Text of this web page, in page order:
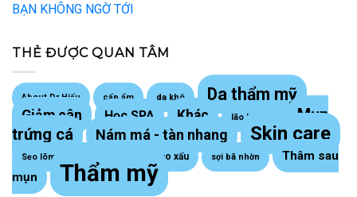
BẠN KHÔNG NGỜ TỚI
THẺ ĐƯỢC QUAN TÂM
About Dr Hiếu cấp ẩm da khô Da thẩm mỹ
Giảm cân Học SPA Khác lão hoá da
Mụn
trứng cá
Nám má - tàn nhang Skin care
Sẹo lõm trứng cá Sẹo lồi - sẹo xấu sợi bã nhờn
Thâm sau
mụn
Thẩm mỹ